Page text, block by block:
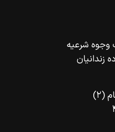
وجوه شرعیه
زندانیان
(۲)